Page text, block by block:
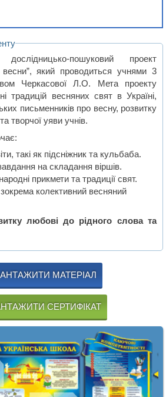
пошуковий проект
який проводиться учнями 3
Черкасової Л.О. Мета проекту
традицій весняних свят в Україні,
письменників про весну, розвитку
творчої уяви учнів.
такі як підсніжник та кульбаба.
на складання віршів.
прикмети та традиції свят.
колективний весняний
любові до рідного слова та
МАТЕРІАЛ
СЕРТИФІКАТ